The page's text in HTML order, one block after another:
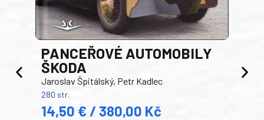
PANCEŘOVÉ AUTOMOBILY
ŠKODA
Jaroslav Špitálský, Petr Kadlec
280 str.
14,50 € / 380,00 Kč